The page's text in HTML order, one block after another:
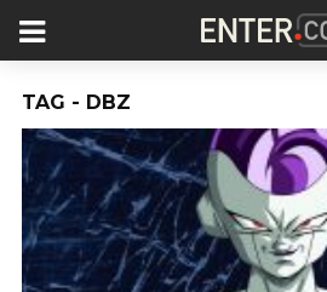
TAG - DBZ